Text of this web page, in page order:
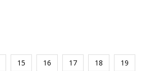
15 16 17 18
19